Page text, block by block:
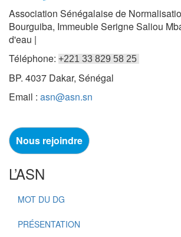
Association Sénégalaise de
Bourguiba, Immeuble Serigne Saliou
d'eau |
Téléphone: +221 33 829 58 25
BP. 4037 Dakar, Sénégal
Email : asn@asn.sn
Nous rejoindre
L’ASN
MOT DU DG
PRÉSENTATION